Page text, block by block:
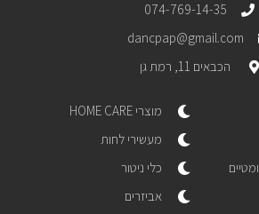
074-769-14-35
dancpap@gmail.com
הכבאים 11, רמת גן
מוצרי HOME CARE
מעשירי לחות
כלי ניטור
אביזרים